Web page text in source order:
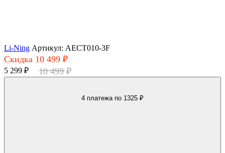
Li-Ning Артикул: AECT010-3F
Скидка 10 499 ₽
5 299 ₽ 10 499 ₽
4 платежа по 1325 ₽